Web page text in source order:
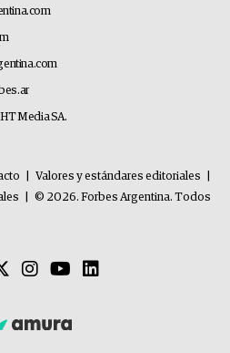
Media SA.
Valores y estándares editoriales
© 2026. Forbes Argentina. Todos